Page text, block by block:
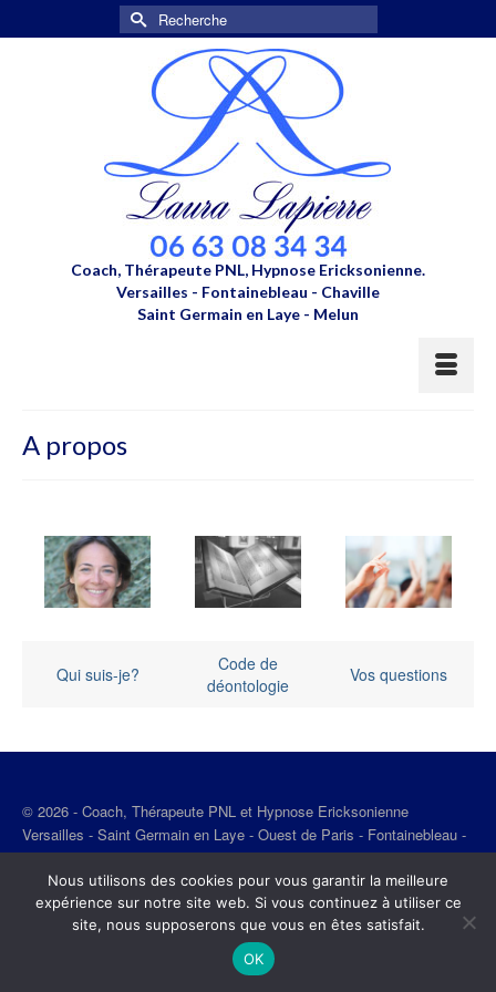
Rechercher :
Coach, Thérapeute PNL, Hypnose Ericksonienne.
Versailles - Fontainebleau - Chaville
Saint Germain en Laye - Melun
A propos
Qui suis-je?
Code de
déontologie
Vos questions
© 2026 - Coach, Thérapeute PNL et Hypnose Ericksonienne
Versailles - Saint Germain en Laye - Ouest de Paris - Fontainebleau -
Melun
Nous utilisons des cookies pour vous garantir la meilleure
expérience sur notre site web. Si vous continuez à utiliser ce
site, nous supposerons que vous en êtes satisfait.
OK